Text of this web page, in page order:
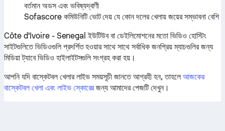
বর্তমান অডস এবং ভবিষ্যদ্বাণী
Sofascore কমিউনিটি ভোট দেয় যে কোন দলের খেলায় জয়ের সম্ভাবনা বেশি
Côte d'Ivoire - Senegal ইউটিউব বা ডেইলিমোশনের মতো ভিডিও হোস্টিং
সাইটগুলিতে ভিডিওগুলি প্রদর্শিত হওয়ার সাথে সাথে সর্বাধিক জনপ্রিয় ম্যাচগুলির জন্য
মিডিয়া ট্যাবে ভিডিও হাইলাইটসগুলি সংগ্রহ করা হয়।
আপনি যদি বাস্কেটবল খেলার লাইভ সময়সূচী জানতে আগ্রহী হন, তাহলে আজকের
বাস্কেটবল খেলা এবং লাইভ স্কোরেরজন্য আমাদের পেজটি দেখুন।